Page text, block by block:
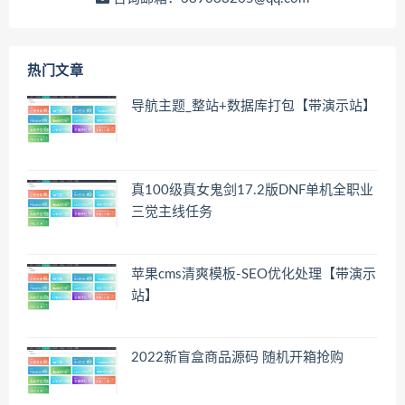
热门文章
导航主题_整站+数据库打包【带演示站】
真100级真女鬼剑17.2版DNF单机全职业
三觉主线任务
苹果cms清爽模板-SEO优化处理【带演示
站】
2022新盲盒商品源码 随机开箱抢购